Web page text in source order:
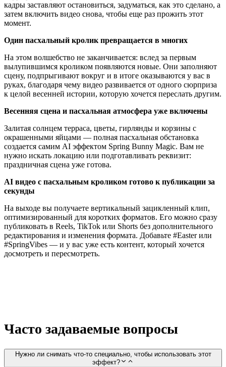
кадры заставляют остановиться, задуматься, как это сделано, а
затем включить видео снова, чтобы еще раз прожить этот
момент.
Один пасхальный кролик превращается в многих
На этом волшебство не заканчивается: вслед за первым
вылупившимся кроликом появляются новые. Они заполняют
сцену, подпрыгивают вокруг и в итоге оказываются у вас в
руках, благодаря чему видео развивается от одного сюрприза
к целой весенней истории, которую хочется переслать другим.
Весенняя сцена и пасхальная атмосфера уже включены
Залитая солнцем терраса, цветы, гирлянды и корзины с
окрашенными яйцами — полная пасхальная обстановка
создается самим AI эффектом Spring Bunny Magic. Вам не
нужно искать локацию или подготавливать реквизит:
праздничная сцена уже готова.
AI видео с пасхальным кроликом готово к публикации за
секунды
На выходе вы получаете вертикальный зацикленный клип,
оптимизированный для коротких форматов. Его можно сразу
публиковать в Reels, TikTok или Shorts без дополнительного
редактирования и изменения формата. Добавьте #Easter или
#SpringVibes — и у вас уже есть контент, который хочется
досмотреть и пересмотреть.
Часто задаваемые вопросы
Нужно ли снимать что-то специально, чтобы использовать этот
эффект?